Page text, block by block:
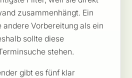
zusammenhängt. Ein
Vorbereitung als ein
sollte diese
stehen.
gibt es fünf klar